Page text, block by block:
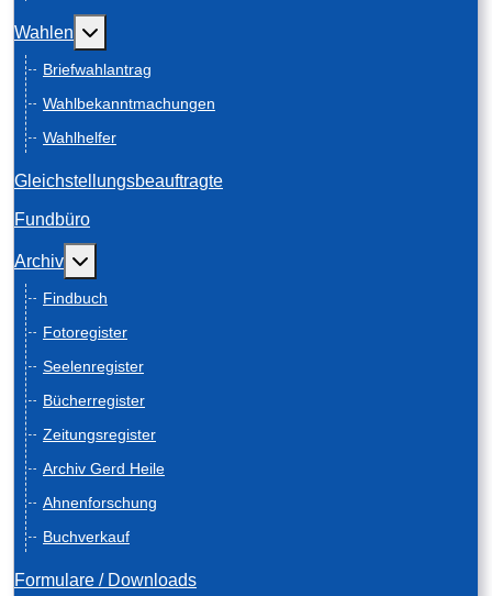
Wahlen Weitere Informationen: Wahlen
Briefwahlantrag
Wahlbekanntmachungen
Wahlhelfer
Gleichstellungsbeauftragte
Fundbüro
Archiv Weitere Informationen: Archiv
Findbuch
Fotoregister
Seelenregister
Bücherregister
Zeitungsregister
Archiv Gerd Heile
Ahnenforschung
Buchverkauf
Formulare / Downloads